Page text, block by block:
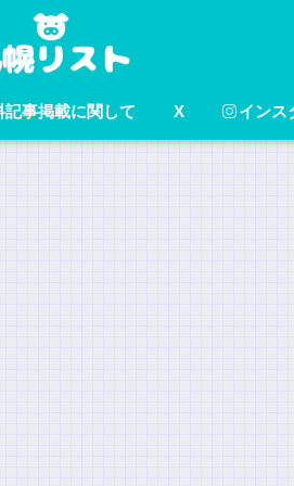
記事掲載に関して X インス